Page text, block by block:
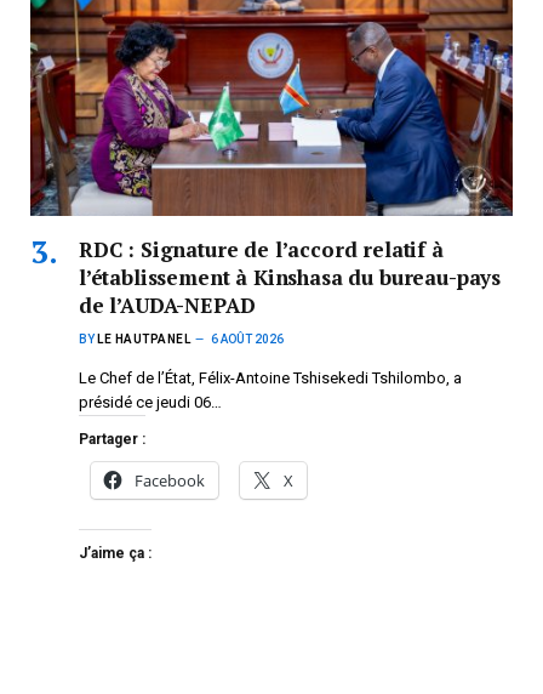
RDC : Signature de l’accord relatif à
l’établissement à Kinshasa du bureau-pays
de l’AUDA-NEPAD
BY LE HAUTPANEL 6 AOÛT 2026
Le Chef de l’État, Félix-Antoine Tshisekedi Tshilombo, a
présidé ce jeudi 06…
Partager :
Facebook X
J’aime ça :